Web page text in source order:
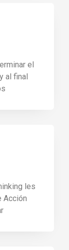
el
al final
les
Acción